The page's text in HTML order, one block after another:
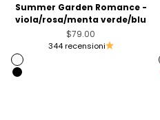
Summer Garden Romance -
viola/rosa/menta verde/blu
Prezzo scontato
$79.00
344 recensioni
Rosa
Black